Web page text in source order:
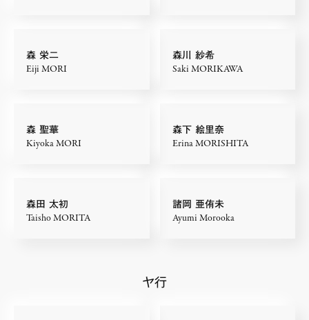
森 栄二
Eiji MORI
森川 紗希
Saki MORIKAWA
森 聖華
Kiyoka MORI
森下 絵里奈
Erina MORISHITA
森田 太初
Taisho MORITA
諸岡 亜侑未
Ayumi Morooka
ヤ行